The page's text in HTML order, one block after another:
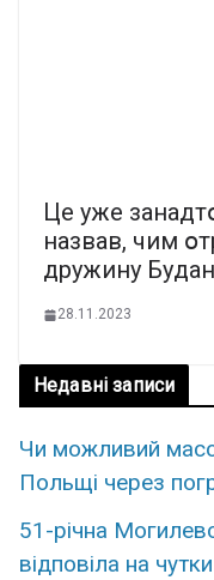
Цe yжe
нaзвaв, чим
дpyжинy
28.11.2023
Недавні записи
Чи можливий
Польщі через
51-річна
відповіла на